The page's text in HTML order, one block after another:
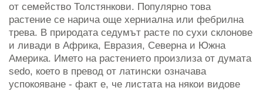
от семейство Толстянкови. Популярно това
растение се нарича още херниална или фебрилна
трева. В природата седумът расте по сухи склонове
и ливади в Африка, Евразия, Северна и Южна
Америка. Името на растението произлиза от думата
sedo, което в превод от латински означава
успокояване - факт е, че листата на някои видове